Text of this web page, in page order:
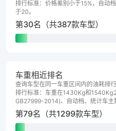
排行标准：价格差别小于15%，自动
于20。
第30名（共387款车型）
车重相近排名
查询车型在同一车重区间内的油耗排
排行标准：车重在1430Kg和1540Kg
GB27999-2014)、自动档、统计车主
第79名（共1299款车型）